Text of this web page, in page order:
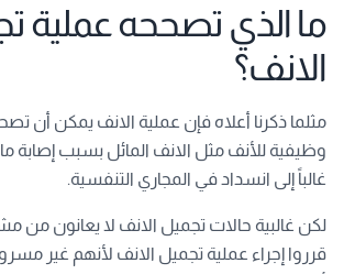
ما الذي تصححه عملية
الانف؟
مثلما ذكرنا أعلاه فإن عملية الانف يمكن أن
وظيفية للأنف مثل الانف المائل بسبب إصابة
غالباً إلى انسداد في المجاري التنفسية.
لكن غالبية حالات تجميل الانف لا يعانون من
قرروا إجراء عملية تجميل الانف لأنهم غير